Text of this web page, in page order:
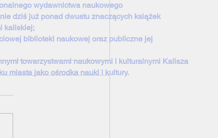
wydawnictwa naukowego
już ponad dwustu znaczących książek
kaliskiej;
biblioteki naukowej oraz publiczne jej
towarzystwami naukowymi i kulturalnymi Kalisza
miasta jako ośrodka nauki i kultury.